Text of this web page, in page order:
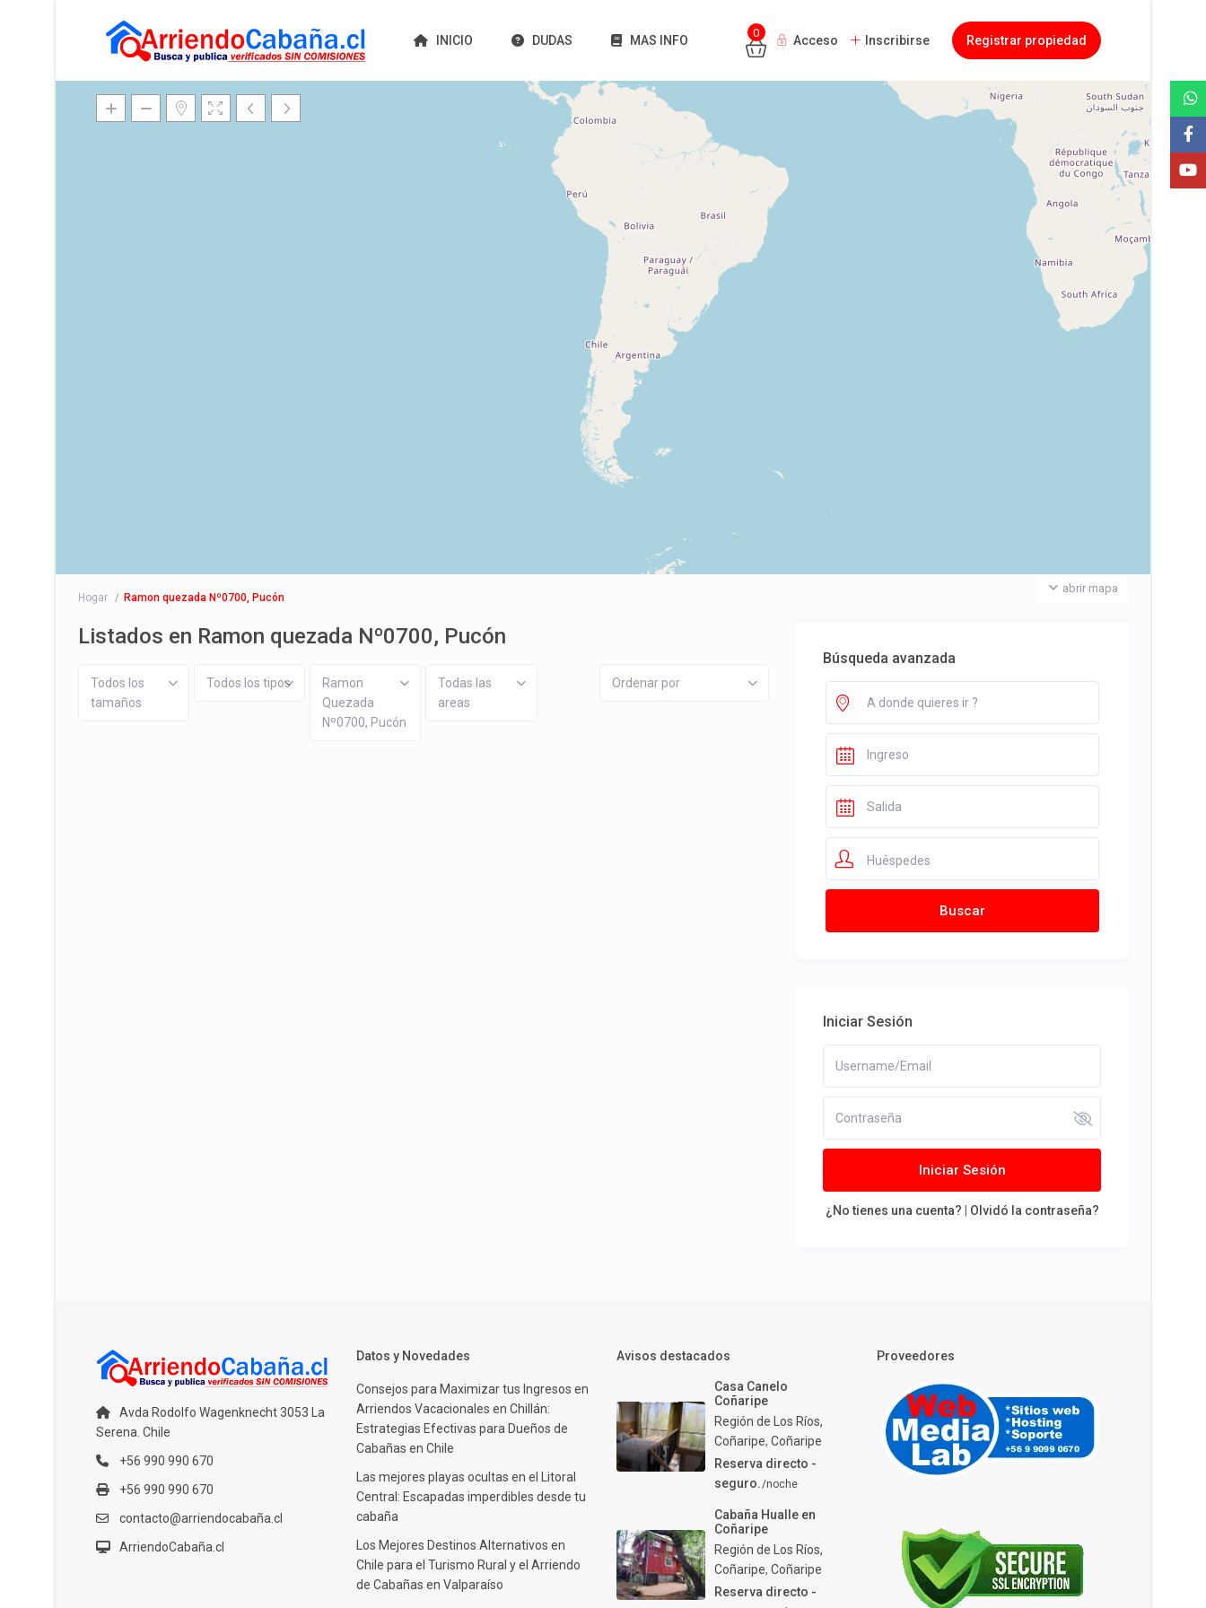
INICIO DUDAS MAS INFO
0
Acceso Inscribirse Registrar propiedad
Cargando mapas
abrir mapa
Hogar Ramon quezada Nº0700, Pucón
Listados en Ramon quezada Nº0700, Pucón
Todos los
tamaños
Todos los tipos
Ramon
Quezada
Nº0700, Pucón
Todas las
areas
Ordenar por
Búsqueda avanzada
Huéspedes
Iniciar Sesión
Iniciar Sesión
¿No tienes una cuenta? Olvidó la contraseña?
Avda Rodolfo Wagenknecht 3053 La
Serena. Chile
+56 990 990 670
+56 990 990 670
contacto@arriendocabaña.cl
ArriendoCabaña.cl
Datos y Novedades
Consejos para Maximizar tus Ingresos en
Arriendos Vacacionales en Chillán:
Estrategias Efectivas para Dueños de
Cabañas en Chile
Las mejores playas ocultas en el Litoral
Central: Escapadas imperdibles desde tu
cabaña
Los Mejores Destinos Alternativos en
Chile para el Turismo Rural y el Arriendo
de Cabañas en Valparaíso
Avisos destacados
Casa Canelo
Coñaripe
Región de Los Ríos,
Coñaripe,Coñaripe
Reserva directo -
seguro./noche
Cabaña Hualle en
Coñaripe
Región de Los Ríos,
Coñaripe,Coñaripe
Reserva directo -
Proveedores